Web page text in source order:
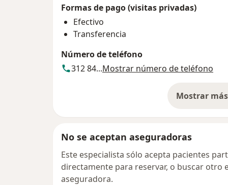
Importante:
Estas políticas están pensadas para
humano y con el cuidado que mereces.
para acompañarte.
Formas de pago (visitas privadas)
Efectivo
Transferencia
Número de teléfono
312 84...Mostrar número de teléfono
Mostrar
No se aceptan aseguradoras
Este especialista sólo acepta pacientes
directamente para reservar, o buscar otro
aseguradora.